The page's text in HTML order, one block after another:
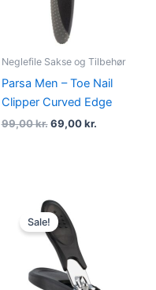
Neglefile Sakse og Tilbehør
Parsa Men – Toe Nail
Clipper Curved Edge
99,00kr. 69,00kr.
Sale!
Original
price
was:
89,00 kr..